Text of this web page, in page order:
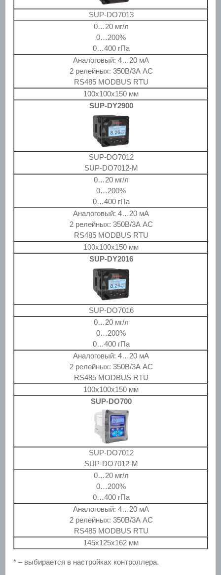
SUP-DO7013
0…20 мг/л
0…200%
0…400 гПа
Аналоговый: 4…20 мА
2 релейных: 350В/3А AC
RS485 MODBUS RTU
100x100x150 мм
SUP-DY2900
SUP-DO7012
SUP-DO7012-M
0…20 мг/л
0…200%
0…400 гПа
Аналоговый: 4…20 мА
2 релейных: 350В/3А AC
RS485 MODBUS RTU
100x100x150 мм
SUP-DY2016
SUP-DO7016
0…20 мг/л
0…200%
0…400 гПа
Аналоговый: 4…20 мА
2 релейных: 350В/3А AC
RS485 MODBUS RTU
100x100x150 мм
SUP-DO700
SUP-DO7012
SUP-DO7012-M
0…20 мг/л
0…200%
0…400 гПа
Аналоговый: 4…20 мА
2 релейных: 350В/3А AC
RS485 MODBUS RTU
145x125x162 мм
* – выбирается в настройках контроллера.